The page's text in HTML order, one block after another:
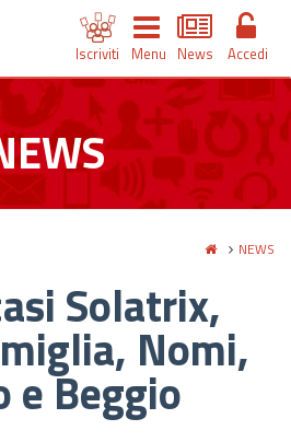
Iscriviti Menu News Accedi
NEWS
Solatrix,
Nomi,
e Beggio